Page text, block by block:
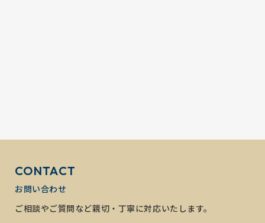
CONTACT
お問い合わせ
ご相談やご質問など親切・丁寧に対応いたします。